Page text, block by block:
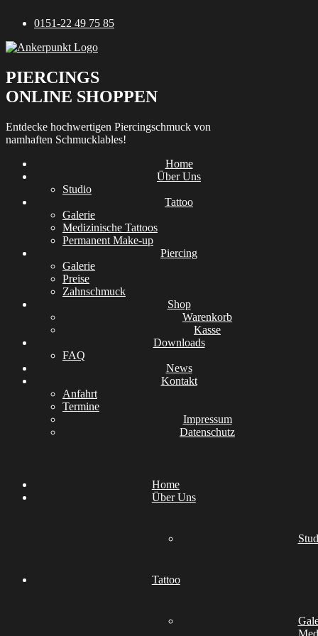
Inhalt
0151-22 49 75 85
PIERCINGS
ONLINE SHOPPEN
Entdecke hochwertigen Piercingschmuck von
namhaften Schmucklables!
Home
Über Uns
Studio
Tattoo
Galerie
Medizinische Tattoos
Permanent Make-up
Piercing
Galerie
Preise
Zahnschmuck
Shop
Warenkorb
Kasse
Downloads
FAQ
News
Kontakt
Anfahrt
Termine
Impressum
Datenschutz
Home
Über Uns
Tattoo